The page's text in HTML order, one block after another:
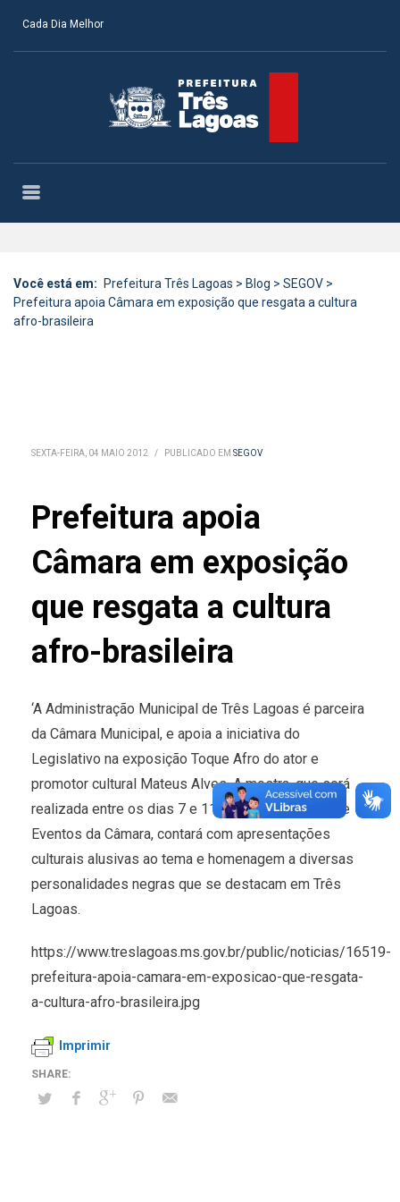
Cada Dia Melhor
Você está em: Prefeitura Três Lagoas > Blog > SEGOV >
Prefeitura apoia Câmara em exposição que resgata a cultura
afro-brasileira
SEXTA-FEIRA, 04 MAIO 2012 / PUBLICADO EM SEGOV
Prefeitura apoia
Câmara em exposição
que resgata a cultura
afro-brasileira
‘A Administração Municipal de Três Lagoas é parceira
da Câmara Municipal, e apoia a iniciativa do
Legislativo na exposição Toque Afro do ator e
promotor cultural Mateus Alves. A mostra, que será
realizada entre os dias 7 e 11 de maio, no Salão de
Eventos da Câmara, contará com apresentações
culturais alusivas ao tema e homenagem a diversas
personalidades negras que se destacam em Três
Lagoas.
https://www.treslagoas.ms.gov.br/public/noticias/16519-
prefeitura-apoia-camara-em-exposicao-que-resgata-
a-cultura-afro-brasileira.jpg
Imprimir